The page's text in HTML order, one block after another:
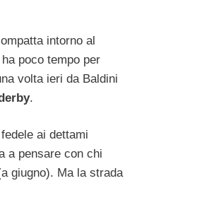
intorno al
poco tempo per
volta ieri da Baldini
.
ai dettami
a pensare con chi
giugno). Ma la strada